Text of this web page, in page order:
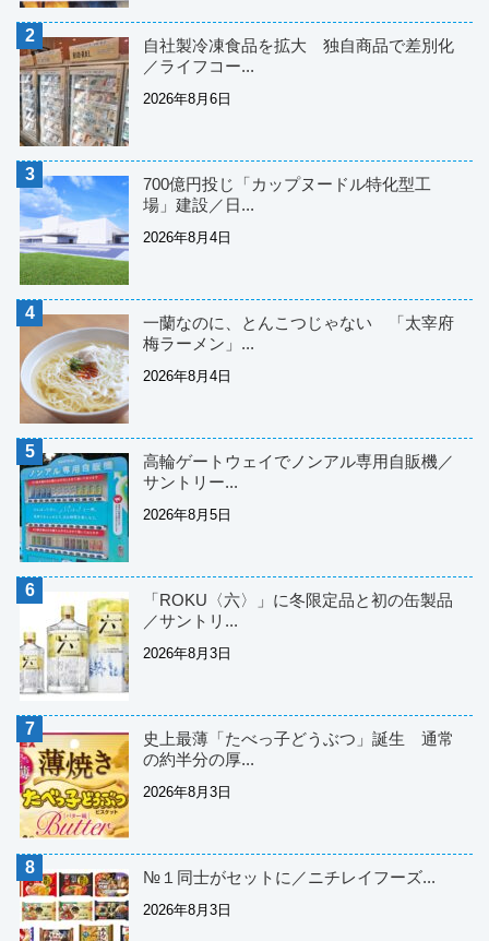
自社製冷凍食品を拡大 独自商品で差別化
／ライフコー...
2026年8月6日
700億円投じ「カップヌードル特化型工
場」建設／日...
2026年8月4日
一蘭なのに、とんこつじゃない 「太宰府
梅ラーメン」...
2026年8月4日
高輪ゲートウェイでノンアル専用自販機／
サントリー...
2026年8月5日
「ROKU〈六〉」に冬限定品と初の缶製品
／サントリ...
2026年8月3日
史上最薄「たべっ子どうぶつ」誕生 通常
の約半分の厚...
2026年8月3日
№１同士がセットに／ニチレイフーズ...
2026年8月3日